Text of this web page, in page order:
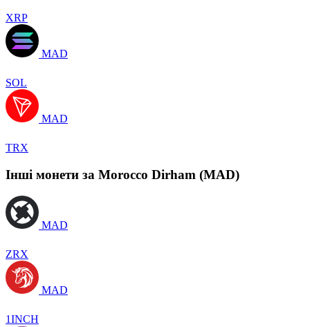
XRP
MAD
SOL
MAD
TRX
Інші монети за Morocco Dirham (MAD)
MAD
ZRX
MAD
1INCH